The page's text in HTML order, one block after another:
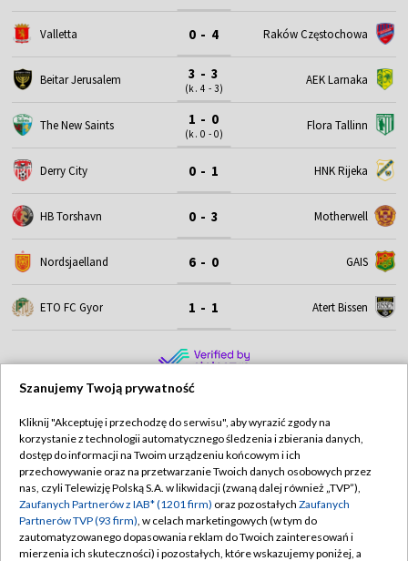
Valletta 0 - 4 Raków Częstochowa
Beitar Jerusalem 3 - 3
(k. 4 - 3)
AEK Larnaka
The New Saints 1 - 0
(k. 0 - 0)
Flora Tallinn
Derry City 0 - 1 HNK Rijeka
HB Torshavn 0 - 3 Motherwell
Nordsjaelland 6 - 0 GAIS
ETO FC Gyor 1 - 1 Atert Bissen
TVP
Abonament TVP
Sklep TVP
Biuro Reklamy
Regulamin TVP
Polityka prywatności
Moje zgody
Szanujemy Twoją prywatność
Kliknij "Akceptuję i przechodzę do serwisu", aby wyrazić zgody na
korzystanie z technologii automatycznego śledzenia i zbierania danych,
dostęp do informacji na Twoim urządzeniu końcowym i ich
przechowywanie oraz na przetwarzanie Twoich danych osobowych przez
nas, czyli Telewizję Polską S.A. w likwidacji (zwaną dalej również „TVP”),
Zaufanych Partnerów z IAB* (1201 firm) oraz pozostałych Zaufanych
Partnerów TVP (93 firm), w celach marketingowych (w tym do
zautomatyzowanego dopasowania reklam do Twoich zainteresowań i
mierzenia ich skuteczności) i pozostałych, które wskazujemy poniżej, a